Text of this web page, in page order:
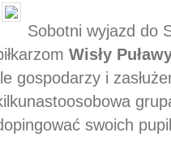
Sobotni wyjazd do
Wisły
gospodarzy i
swoich